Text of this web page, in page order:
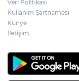
Veri Politikası
Kullanım Şartnamesi
Künye
İletişim